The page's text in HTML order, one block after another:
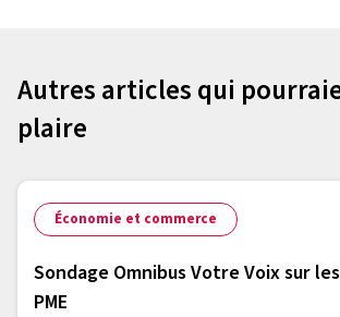
Autres articles qui
plaire
Économie et commerce
Sondage Omnibus Votre Voix sur
PME